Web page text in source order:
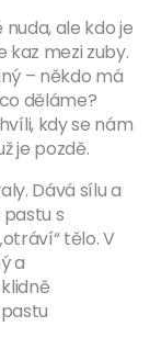
ale kdo je
mezi zuby.
– někdo má
děláme?
kdy se nám
je pozdě.
Dává sílu a
s
tělo. V
a